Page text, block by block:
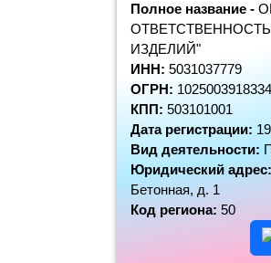
Полное название -
ИЗДЕЛИЙ"
ИНН: 5031037779
ОГРН: 1025003918334
КПП: 503101001
Дата регистрации:
Вид деятельности:
Юридический адрес:
Бетонная, д. 1
Код региона: 50